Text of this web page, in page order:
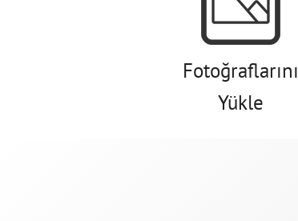
Fotoğraflarını
Yükle